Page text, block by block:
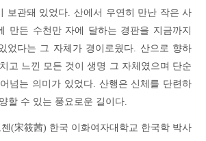
보관돼 있었다. 산에서 우연히 만난 작은 사
만든 수천만 자에 달하는 경판을 지금까지
었다는 그 자체가 경이로웠다. 산으로 향하
고 느낀 모든 것이 생명 그 자체였으며 단순
넘는 의미가 있었다. 산행은 신체를 단련하
할 수 있는 풍요로운 길이다.
(宋筱茜) 한국 이화여자대학교 한국학 박사